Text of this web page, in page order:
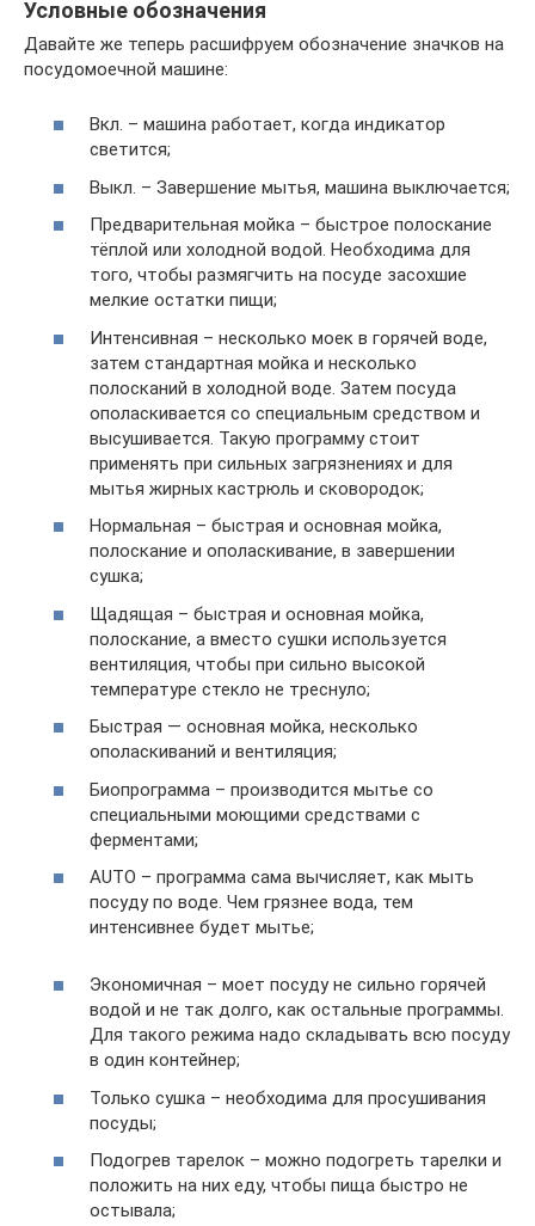
Условные обозначения
Давайте же теперь расшифруем обозначение значков на
посудомоечной машине:
Вкл. – машина работает, когда индикатор
светится;
Выкл. – Завершение мытья, машина выключается;
Предварительная мойка – быстрое полоскание
тёплой или холодной водой. Необходима для
того, чтобы размягчить на посуде засохшие
мелкие остатки пищи;
Интенсивная – несколько моек в горячей воде,
затем стандартная мойка и несколько
полосканий в холодной воде. Затем посуда
ополаскивается со специальным средством и
высушивается. Такую программу стоит
применять при сильных загрязнениях и для
мытья жирных кастрюль и сковородок;
Нормальная – быстрая и основная мойка,
полоскание и ополаскивание, в завершении
сушка;
Щадящая – быстрая и основная мойка,
полоскание, а вместо сушки используется
вентиляция, чтобы при сильно высокой
температуре стекло не треснуло;
Быстрая — основная мойка, несколько
ополаскиваний и вентиляция;
Биопрограмма – производится мытье со
специальными моющими средствами с
ферментами;
AUTO – программа сама вычисляет, как мыть
посуду по воде. Чем грязнее вода, тем
интенсивнее будет мытье;
Экономичная – моет посуду не сильно горячей
водой и не так долго, как остальные программы.
Для такого режима надо складывать всю посуду
в один контейнер;
Только сушка – необходима для просушивания
посуды;
Подогрев тарелок – можно подогреть тарелки и
положить на них еду, чтобы пища быстро не
остывала;